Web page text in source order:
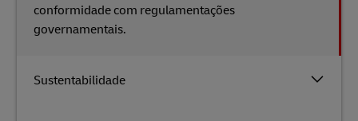
Sustentabilidade
conformidade com regulamentações
governamentais.